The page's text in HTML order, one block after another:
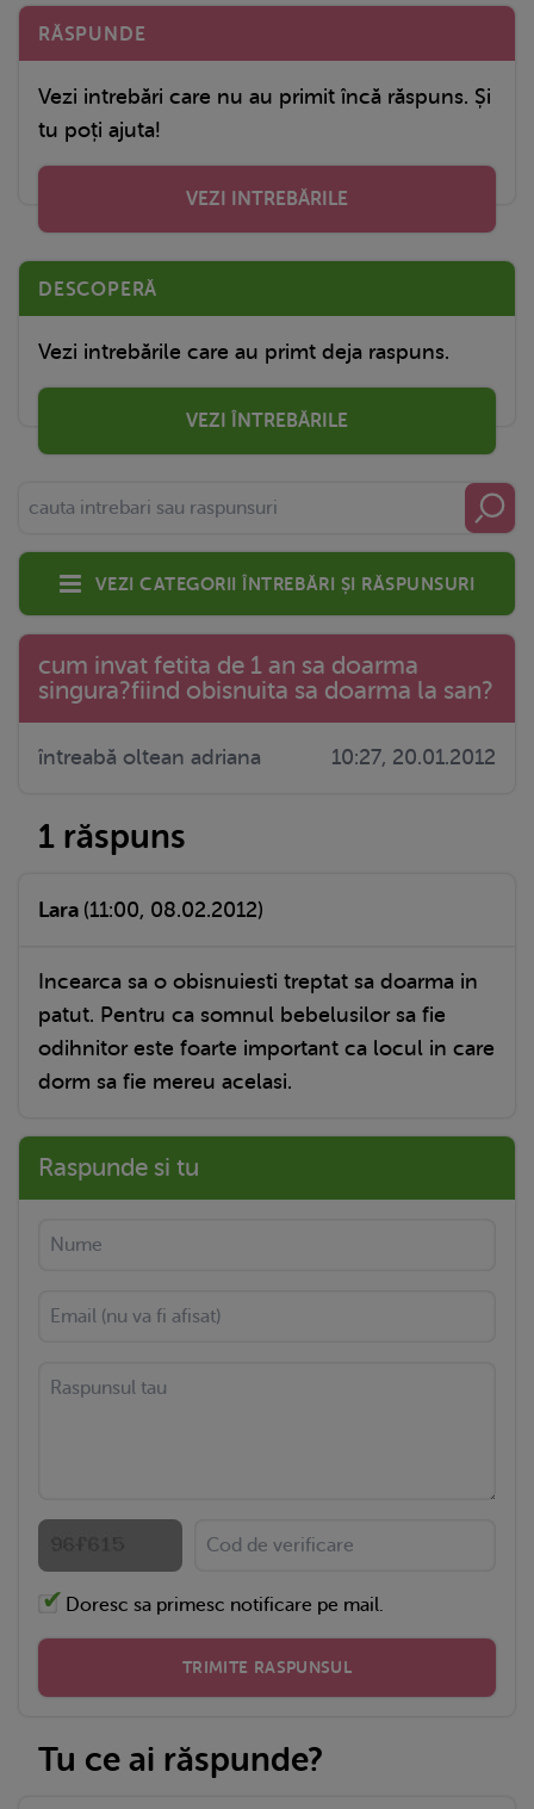
RĂSPUNDE
Vezi intrebări care nu au primit încă răspuns. Și
tu poți ajuta!
VEZI INTREBĂRILE
DESCOPERĂ
Vezi intrebările care au primt deja raspuns.
VEZI ÎNTREBĂRILE
Vezi categorii întrebări și răspunsuri
cum invat fetita de 1 an sa doarma
singura?fiind obisnuita sa doarma la san?
întreabă oltean adriana 10:27, 20.01.2012
1 răspuns
Lara (11:00, 08.02.2012)
Incearca sa o obisnuiesti treptat sa doarma in
patut. Pentru ca somnul bebelusilor sa fie
odihnitor este foarte important ca locul in care
dorm sa fie mereu acelasi.
Raspunde si tu
Doresc sa primesc notificare pe mail.
TRIMITE RASPUNSUL
Tu ce ai răspunde?